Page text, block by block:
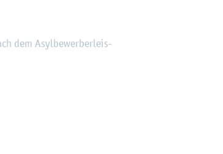
dem Asyl­be­wer­ber­leis­